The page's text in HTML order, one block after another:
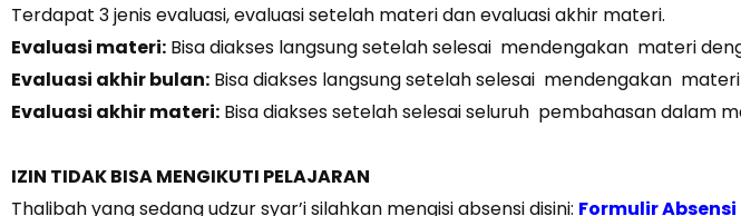
Terdapat 3 jenis evaluasi, evaluasi setelah materi dan evaluasi akhir materi.
Evaluasi materi: Bisa diakses langsung setelah selesai mendengakan materi
Evaluasi akhir bulan: Bisa diakses langsung setelah selesai mendengakan
Evaluasi akhir materi: Bisa diakses setelah selesai seluruh pembahasan dalam
IZIN TIDAK BISA MENGIKUTI PELAJARAN
Thalibah yang sedang udzur syar’i silahkan mengisi absensi disini: Formulir Absensi